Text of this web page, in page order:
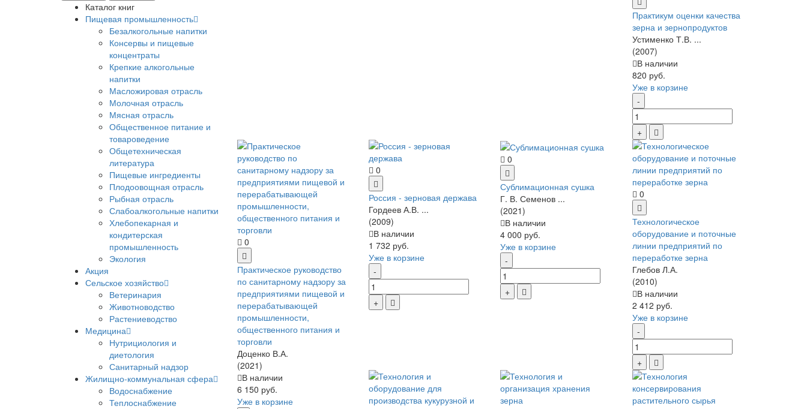
Каталог книг
Пищевая промышленность
Безалкогольные напитки
Консервы и пищевые
концентраты
Крепкие алкогольные
напитки
Масложировая отрасль
Молочная отрасль
Мясная отрасль
Общественное питание и
товароведение
Общетехническая
литература
Пищевые ингредиенты
Плодоовощная отрасль
Рыбная отрасль
Слабоалкогольные напитки
Хлебопекарная и
кондитерская
промышленность
Экология
Акция
Сельское хозяйство
Ветеринария
Животноводство
Растениеводство
Медицина
Нутрициология и
диетология
Санитарный надзор
Жилищно-коммунальная сфера
Водоснабжение
Теплоснабжение
Практикум оценки качества
зерна и зернопродуктов
Устименко Т.В. ...
(2007)
В наличии
820 руб.
Уже в корзине
0
Практическое руководство
по санитарному надзору за
предприятиями пищевой и
перерабатывающей
промышленности,
общественного питания и
торговли
Доценко В.А.
(2021)
В наличии
6 150 руб.
Уже в корзине
0
Россия - зерновая держава
Гордеев А.В. ...
(2009)
В наличии
1 732 руб.
Уже в корзине
0
Сублимационная сушка
Г. В. Семенов ...
(2021)
В наличии
4 000 руб.
Уже в корзине
0
Технологическое
оборудование и поточные
линии предприятий по
переработке зерна
Глебов Л.А.
(2010)
В наличии
2 412 руб.
Уже в корзине